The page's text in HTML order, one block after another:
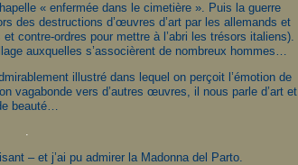
« enfermée dans le cimetière ». Puis la guerre
des destructions d’œuvres d’art par les allemands et
contre-ordres pour mettre à l’abri les trésors italiens).
auxquelles s’associèrent de nombreux hommes…
illustré dans lequel on perçoit l’émotion de
vagabonde vers d’autres œuvres, il nous parle d’art et
beauté…
.
– et j’ai pu admirer la Madonna del Parto.